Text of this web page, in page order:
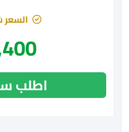
السعر
اطلب